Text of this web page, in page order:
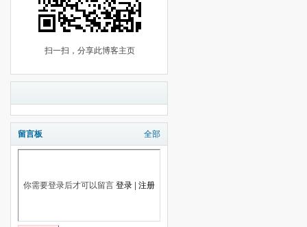
扫一扫，分享此博客主页
留言板 全部
你需要登录后才可以留言 登录 注册